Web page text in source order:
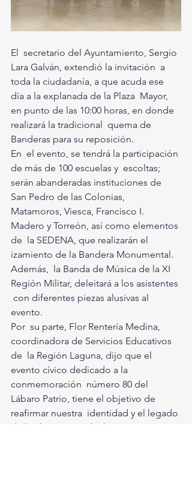
El  secretario del Ayuntamiento, Sergio
Lara Galván, extendió la invitación  a
toda la ciudadanía, a que acuda ese
día a la explanada de la Plaza  Mayor,
en punto de las 10:00 horas, en donde
realizará la tradicional  quema de
Banderas para su reposición.
En  el evento, se tendrá la participación
de más de 100 escuelas y  escoltas;
serán abanderadas instituciones de
San Pedro de las Colonias,
Matamoros, Viesca, Francisco I.
Madero y Torreón, así como elementos
de  la SEDENA, que realizarán el
izamiento de la Bandera Monumental.
Además,  la Banda de Música de la XI
Región Militar, deleitará a los asistentes
con diferentes piezas alusivas al
evento.
Por  su parte, Flor Rentería Medina,
coordinadora de Servicios Educativos
de  la Región Laguna, dijo que el
evento cívico dedicado a la
conmemoración  número 80 del
Lábaro Patrio, tiene el objetivo de
reafirmar nuestra  identidad y el legado
de los héroes que lucharon por justicia